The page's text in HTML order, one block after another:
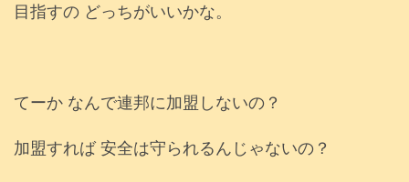
目指すの どっちがいいかな。
てーか なんで連邦に加盟しないの？
加盟すれば 安全は守られるんじゃないの？